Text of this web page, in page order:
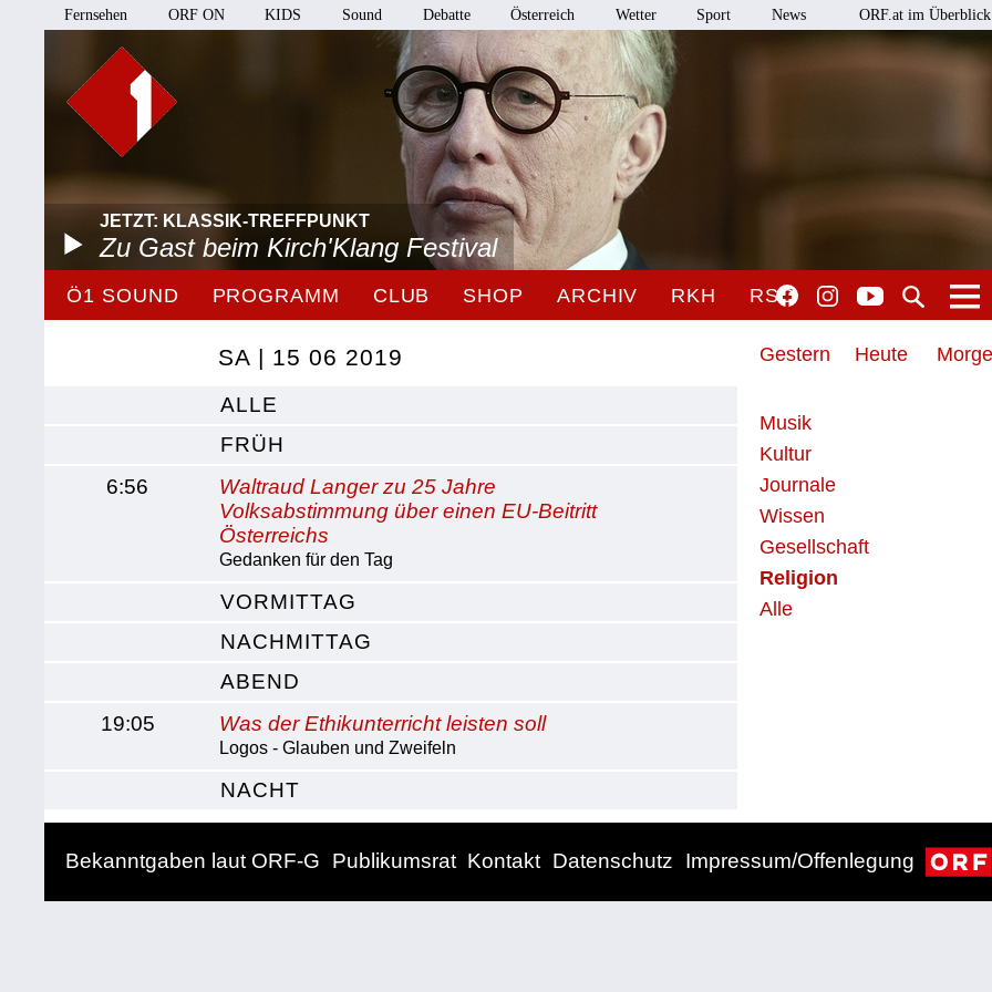
Fernsehen ORF ON KIDS Sound Debatte Österreich Wetter Sport News ORF.at im Überblick
JETZT: KLASSIK-TREFFPUNKT
Zu Gast beim Kirch'Klang Festival
Ö1 SOUND PROGRAMM CLUB SHOP ARCHIV RKH RSO
Gestern Heute
Musik
Kultur
Journale
Wissen
Gesellschaft
Religion
Alle
SA | 15 06 2019
ALLE
FRÜH
6:56
Waltraud Langer zu 25 Jahre
Volksabstimmung über einen EU-Beitritt
Österreichs
Gedanken für den Tag
VORMITTAG
NACHMITTAG
ABEND
19:05
Was der Ethikunterricht leisten soll
Logos - Glauben und Zweifeln
NACHT
Bekanntgaben laut ORF-G Publikumsrat Kontakt Datenschutz Impressum/Offenlegung